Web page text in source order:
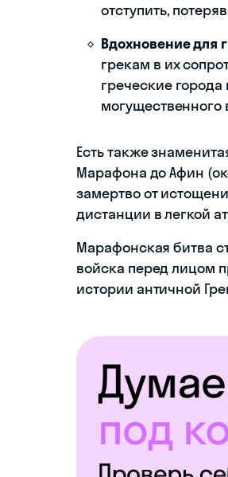
отступить,
Вдохновение для
грекам в их
греческие
могущественного
Есть также
Марафона до Афин
замертво от
дистанции в легкой
Марафонская битва
войска перед лицом
истории античной